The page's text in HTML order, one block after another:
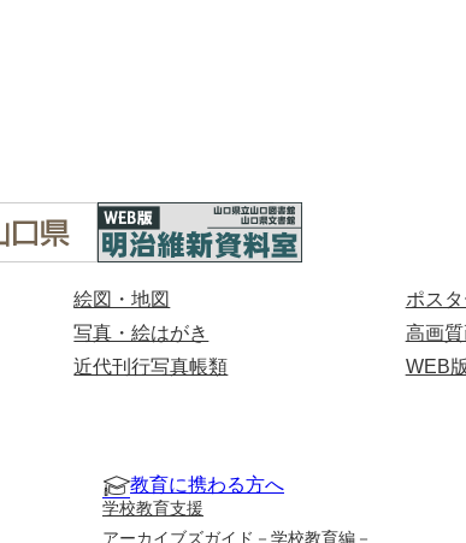
絵図・地図
写真・絵はがき
近代刊行写真帳類
ポス
高画
WEB
教育に携わる方へ
学校教育支援
アーカイブズガイド－学校教育編－